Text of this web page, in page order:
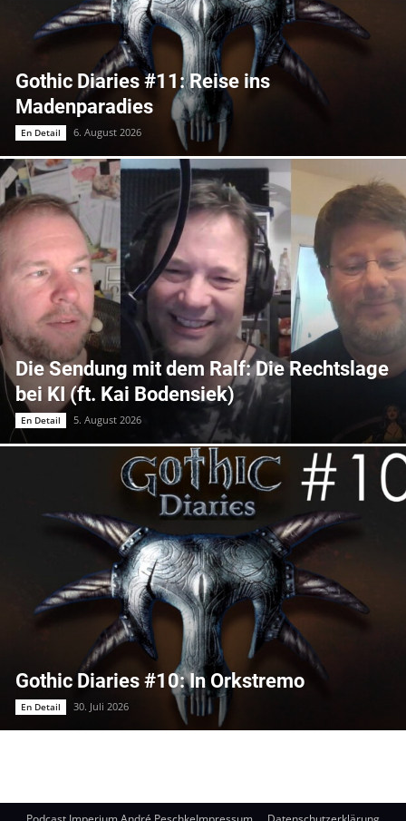
Gothic Diaries #11: Reise ins
Madenparadies
En Detail 6. August 2026
Die Sendung mit dem Ralf: Die Rechtslage
bei KI (ft. Kai Bodensiek)
En Detail 5. August 2026
Gothic Diaries #10: In Orkstremo
En Detail 30. Juli 2026